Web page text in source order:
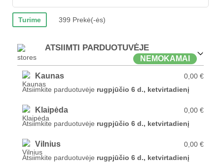
Turime 399 Prekė(-ės)
ATSIIMTI PARDUOTUVĖJE
NEMOKAMAI
Kaunas
0,00 €
Atsiimkite parduotuvėje rugpjūčio 6 d., ketvirtadienį
Klaipėda
0,00 €
Atsiimkite parduotuvėje rugpjūčio 6 d., ketvirtadienį
Vilnius
0,00 €
Atsiimkite parduotuvėje rugpjūčio 6 d., ketvirtadienį